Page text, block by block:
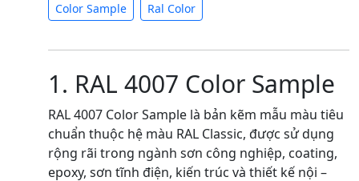
Color Sample
Ral Color
1. RAL 4007 Color Sample
RAL 4007 Color Sample là bản kẽm mẫu màu tiêu
chuẩn thuộc hệ màu RAL Classic, được sử dụng
rộng rãi trong ngành sơn công nghiệp, coating,
epoxy, sơn tĩnh điện, kiến trúc và thiết kế nội –